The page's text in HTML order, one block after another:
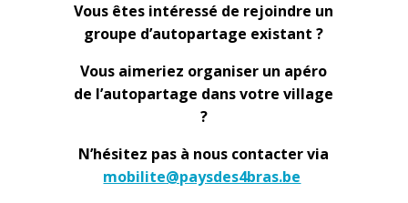
Vous êtes intéressé de rejoindre un
groupe d’autopartage existant ?
Vous aimeriez organiser un apéro
de l’autopartage dans votre village
?
N’hésitez pas à nous contacter via
mobilite@paysdes4bras.be